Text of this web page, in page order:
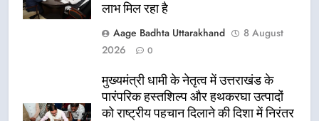
लाभ मिल रहा है
Aage Badhta Uttarakhand
8 August
2026
0
मुख्यमंत्री धामी के नेतृत्व में उत्तराखंड के
पारंपरिक हस्तशिल्प और हथकरघा उत्पादों
को राष्ट्रीय पहचान दिलाने की दिशा में निरंतर